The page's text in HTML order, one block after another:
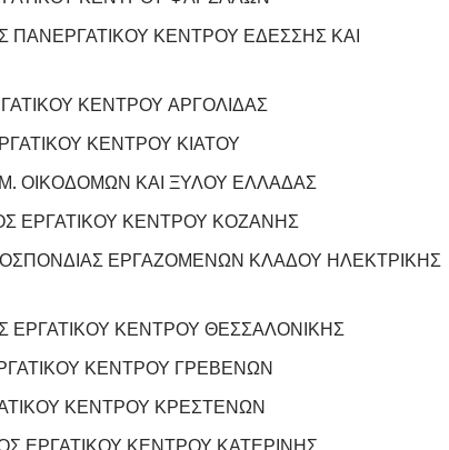
ΠΑΝΕΡΓΑΤΙΚΟΥ ΚΕΝΤΡΟΥ ΕΔΕΣΣΗΣ ΚΑΙ
ΚΕΝΤΡΟΥ ΑΡΓΟΛΙΔΑΣ
ΚΕΝΤΡΟΥ ΚΙΑΤΟΥ
ΟΙΚΟΔΟΜΩΝ ΚΑΙ ΞΥΛΟΥ ΕΛΛΑΔΑΣ
ΕΡΓΑΤΙΚΟΥ ΚΕΝΤΡΟΥ ΚΟΖΑΝΗΣ
ΕΡΓΑΖΟΜΕΝΩΝ ΚΛΑΔΟΥ ΗΛΕΚΤΡΙΚΗΣ
ΕΡΓΑΤΙΚΟΥ ΚΕΝΤΡΟΥ ΘΕΣΣΑΛΟΝΙΚΗΣ
ΚΕΝΤΡΟΥ ΓΡΕΒΕΝΩΝ
ΚΕΝΤΡΟΥ ΚΡΕΣΤΕΝΩΝ